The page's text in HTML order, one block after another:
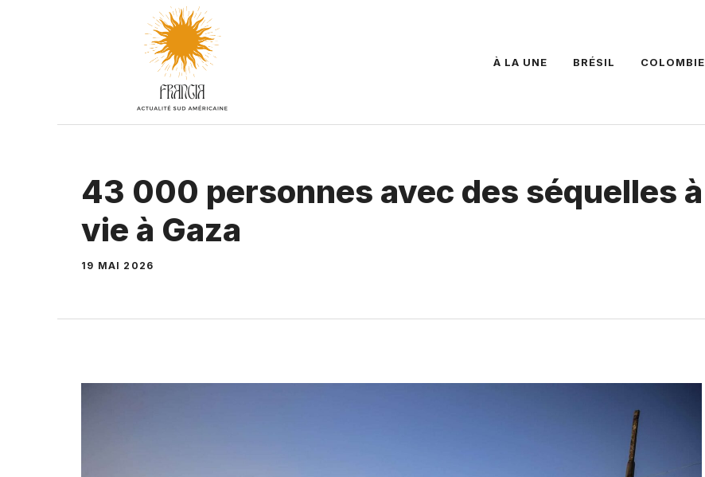
À LA UNE BRÉSIL COLOMBIE
43 000 personnes avec des séquelles à
vie à Gaza
19 MAI 2026